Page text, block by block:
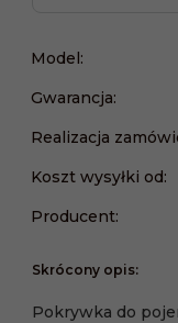
Model:
Gwarancja:
Realizacja
Koszt wysyłki od:
Producent:
Skrócony opis:
Pokrywka do